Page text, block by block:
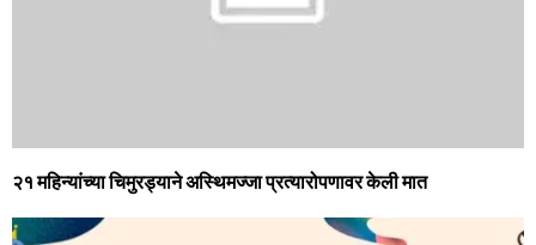
२१ महिन्यांच्या चिमुरड्याने अस्थिमज्जा प्रत्यारोपणावर केली मात